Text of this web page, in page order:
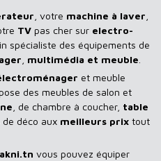
, votre machine à laver
TV pas cher sur electro-
spécialiste des équipements de
multimédia et meuble
et meuble
des meubles de salon et
, de chambre à coucher, table
déco aux meilleurs prix tout
vous pouvez équiper